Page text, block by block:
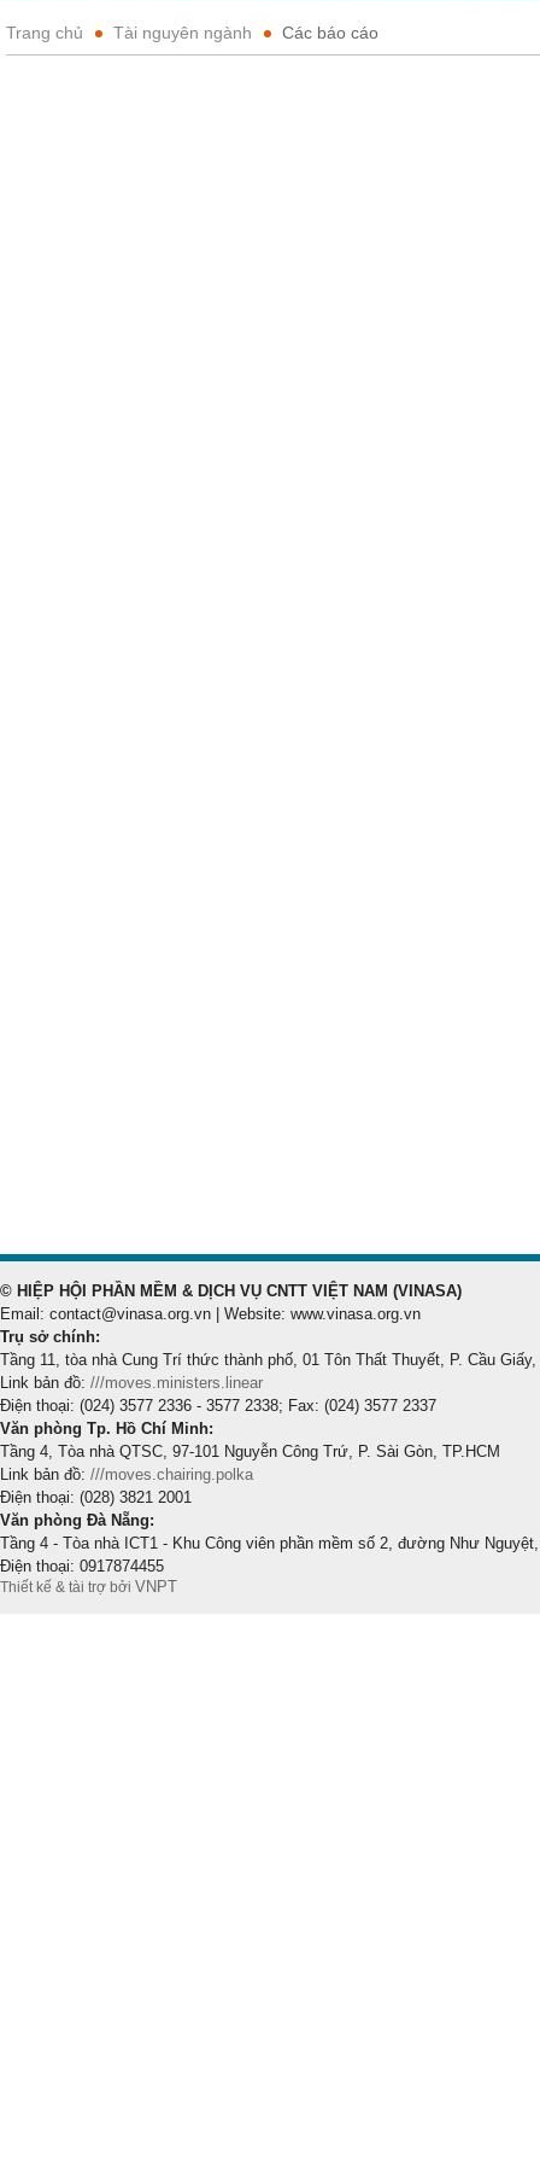
Trang chủ Tài nguyên ngành Các báo cáo
© HIỆP HỘI PHẦN MỀM & DỊCH VỤ CNTT VIỆT NAM (VINASA)
Email: contact@vinasa.org.vn | Website: www.vinasa.org.vn
Trụ sở chính:
Tầng 11, tòa nhà Cung Trí thức thành phố, 01 Tôn Thất Thuyết, P. Cầu Giấy,
Link bản đồ: ///moves.ministers.linear
Điện thoại: (024) 3577 2336 - 3577 2338; Fax: (024) 3577 2337
Văn phòng Tp. Hồ Chí Minh:
Tầng 4, Tòa nhà QTSC, 97-101 Nguyễn Công Trứ, P. Sài Gòn, TP.HCM
Link bản đồ: ///moves.chairing.polka
Điện thoại: (028) 3821 2001
Văn phòng Đà Nẵng:
Tầng 4 - Tòa nhà ICT1 - Khu Công viên phần mềm số 2, đường Như
Điện thoại: 0917874455
Thiết kế & tài trợ bởi VNPT